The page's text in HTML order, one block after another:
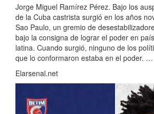
Jorge Miguel Ramírez Pérez. Bajo los
de la Cuba castrista surgió en los años
Sao Paulo, un gremio de
bajo la consigna de lograr el poder en
latina. Cuando surgió, ninguno de los
que lo conformaron estaba en el poder. …
Elarsenal.net